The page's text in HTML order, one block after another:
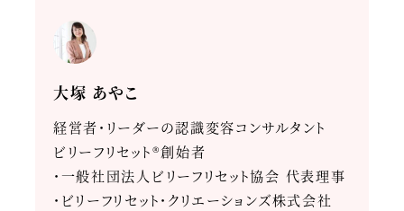
大塚 あやこ
経営者・リーダーの認識変容コンサルタント
ビリーフリセット®創始者
・一般社団法人ビリーフリセット協会 代表理事
・ビリーフリセット・クリエーションズ株式会社